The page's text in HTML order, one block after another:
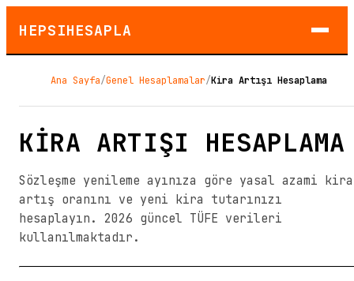
HEPSIHESAPLA
Ana Sayfa/Genel Hesaplamalar/Kira Artışı Hesaplama
KIRA ARTIŞI HESAPLAMA
Sözleşme yenileme ayınıza göre yasal azami kira
artış oranını ve yeni kira tutarınızı
hesaplayın. 2026 güncel TÜFE verileri
kullanılmaktadır.